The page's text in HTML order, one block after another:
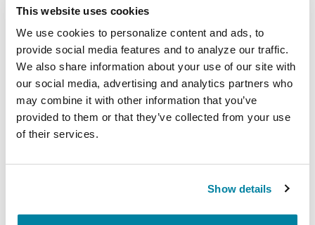
This website uses cookies
We use cookies to personalize content and ads, to
provide social media features and to analyze our traffic.
We also share information about your use of our site with
our social media, advertising and analytics partners who
may combine it with other information that you’ve
provided to them or that they’ve collected from your use
of their services.
Show details
ADVANCING RESEARCH
Opciones de tratamiento quirúrgico
LEER AHORA
BOOKS